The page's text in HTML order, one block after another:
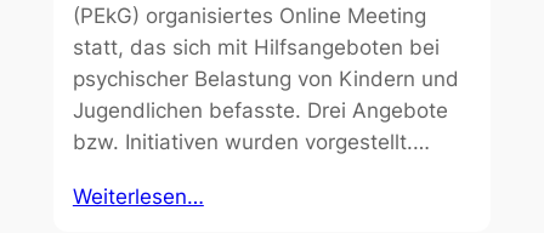
(PEkG) organisiertes Online Meeting
statt, das sich mit Hilfsangeboten bei
psychischer Belastung von Kindern und
Jugendlichen befasste. Drei Angebote
bzw. Initiativen wurden vorgestellt.…
Weiterlesen…